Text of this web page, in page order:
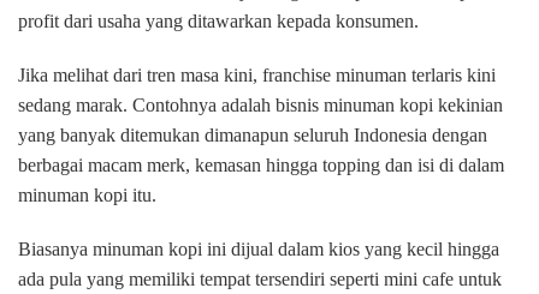
profit dari usaha yang ditawarkan kepada konsumen.
Jika melihat dari tren masa kini, franchise minuman terlaris kini
sedang marak. Contohnya adalah bisnis minuman kopi kekinian
yang banyak ditemukan dimanapun seluruh Indonesia dengan
berbagai macam merk, kemasan hingga topping dan isi di dalam
minuman kopi itu.
Biasanya minuman kopi ini dijual dalam kios yang kecil hingga
ada pula yang memiliki tempat tersendiri seperti mini cafe untuk